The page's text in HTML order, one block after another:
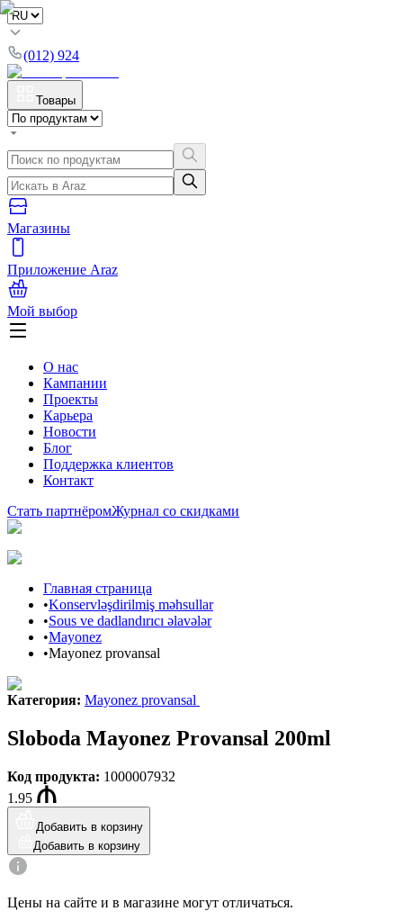
(012) 924
Товары
Магазины
Приложение Araz
Мой выбор
О нас
Кампании
Проекты
Карьера
Новости
Блог
Поддержка клиентов
Контакт
Стать партнёромЖурнал со скидками
Главная страница
•Konservləşdirilmiş məhsullar
•Sous ve dadlandırıcı əlavələr
•Mayonez
•Mayonez provansal
Категория: Mayonez provansal
Sloboda Mayonez Provansal 200ml
Код продукта: 1000007932
1.95
Добавить в корзину
Добавить в корзину
Цены на сайте и в магазине могут отличаться.